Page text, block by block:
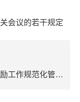
会议的若干规定
南京农业大学关于进一步加强表彰奖励工作规范化管理的规定